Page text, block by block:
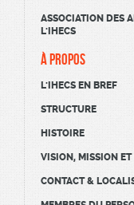
ASSOCIATION DES
L'IHECS
À PROPOS
L'IHECS EN BREF
STRUCTURE
HISTOIRE
VISION, MISSION ET
CONTACT &